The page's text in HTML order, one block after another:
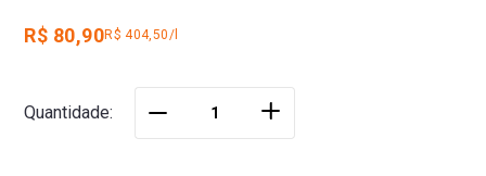
R$ 80,90R$ 404,50/l
Quantidade ＋